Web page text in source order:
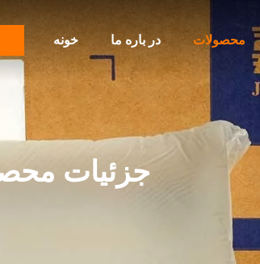
خونه در باره ما محصولات
جزئیات